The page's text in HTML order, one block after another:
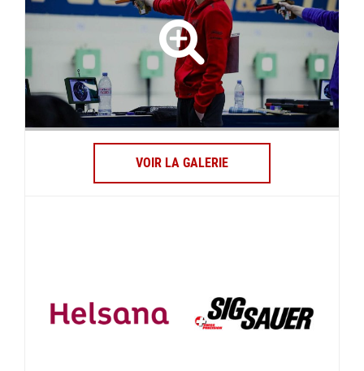
VOIR LA GALERIE